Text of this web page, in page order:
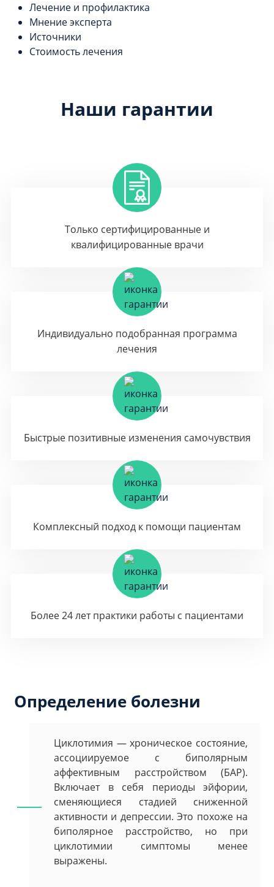
Лечение и профилактика
Мнение эксперта
Источники
Стоимость лечения
Наши гарантии
Только сертифицированные и
квалифицированные врачи
Индивидуально подобранная программа
лечения
Быстрые позитивные изменения самочувствия
Комплексный подход к помощи пациентам
Более 24 лет практики работы с пациентами
Определение болезни
Циклотимия — хроническое состояние,
ассоциируемое с биполярным
аффективным расстройством (БАР).
Включает в себя периоды эйфории,
сменяющиеся стадией сниженной
активности и депрессии. Это похоже на
биполярное расстройство, но при
циклотимии симптомы менее
выражены.